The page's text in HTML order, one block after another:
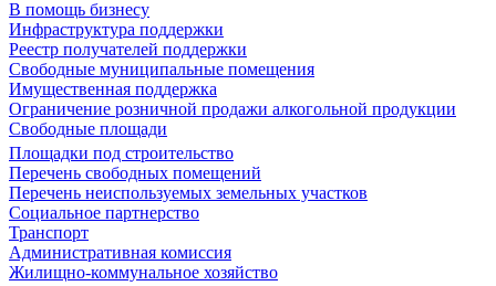
В помощь бизнесу
Инфраструктура поддержки
Реестр получателей поддержки
Свободные муниципальные помещения
Имущественная поддержка
Ограничение розничной продажи алкогольной продукции
Свободные площади
Площадки под строительство
Перечень свободных помещений
Перечень неиспользуемых земельных участков
Социальное партнерство
Транспорт
Административная комиссия
Жилищно-коммунальное хозяйство